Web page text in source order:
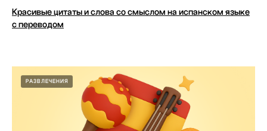
Красивые цитаты и слова со смыслом на испанском языке
с переводом
РАЗВЛЕЧЕНИЯ